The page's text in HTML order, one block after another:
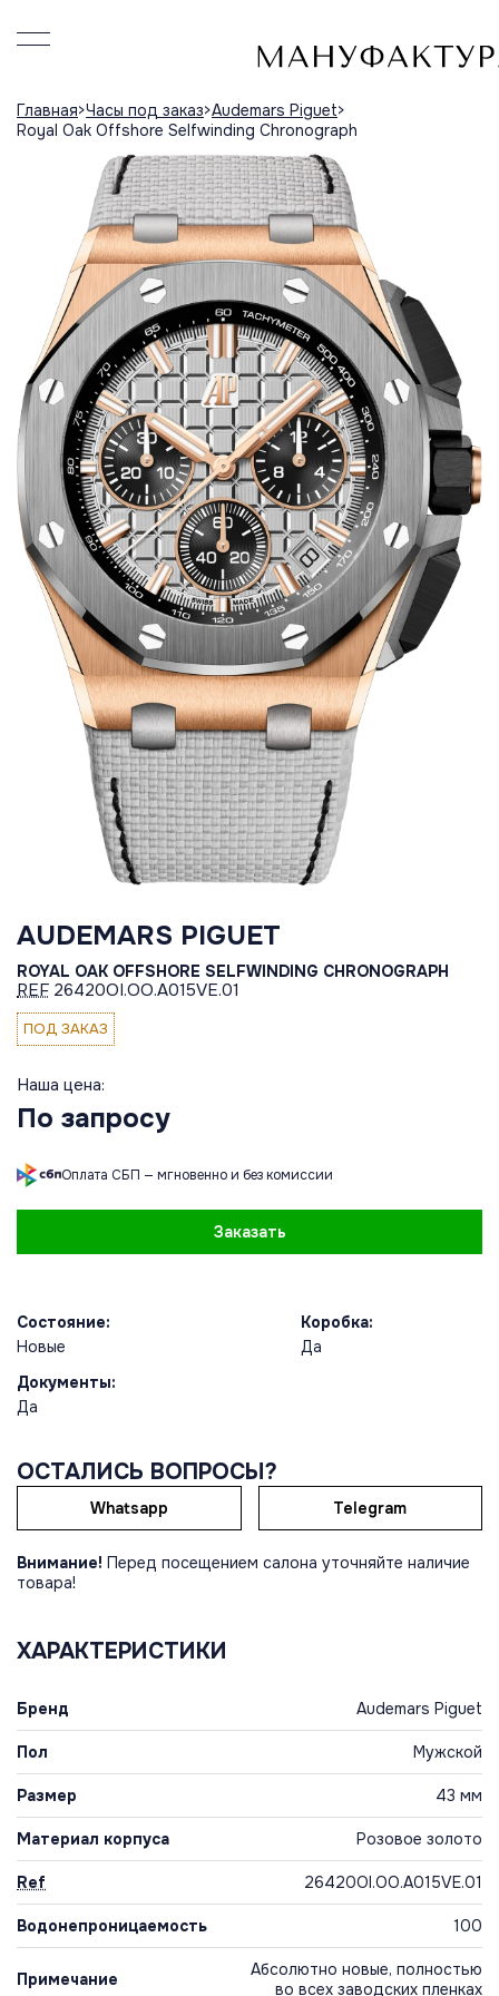
Главная Часы под заказ Audemars Piguet
Royal Oak Offshore Selfwinding Chronograph
AUDEMARS PIGUET
ROYAL OAK OFFSHORE SELFWINDING CHRONOGRAPH
REF 26420OI.OO.A015VE.01
ПОД ЗАКАЗ
Наша цена:
По запросу
Оплата СБП — мгновенно и без комиссии
Заказать
Состояние:
Новые
Коробка:
Да
Документы:
Да
ОСТАЛИСЬ ВОПРОСЫ?
Whatsapp Telegram
Внимание! Перед посещением салона уточняйте наличие
товара!
ХАРАКТЕРИСТИКИ
Бренд Audemars Piguet
Пол Мужской
Размер 43 мм
Материал корпуса Розовое золото
Ref 26420OI.OO.A015VE.01
Водонепроницаемость 100
Примечание
Абсолютно новые, полностью
во всех заводских пленках